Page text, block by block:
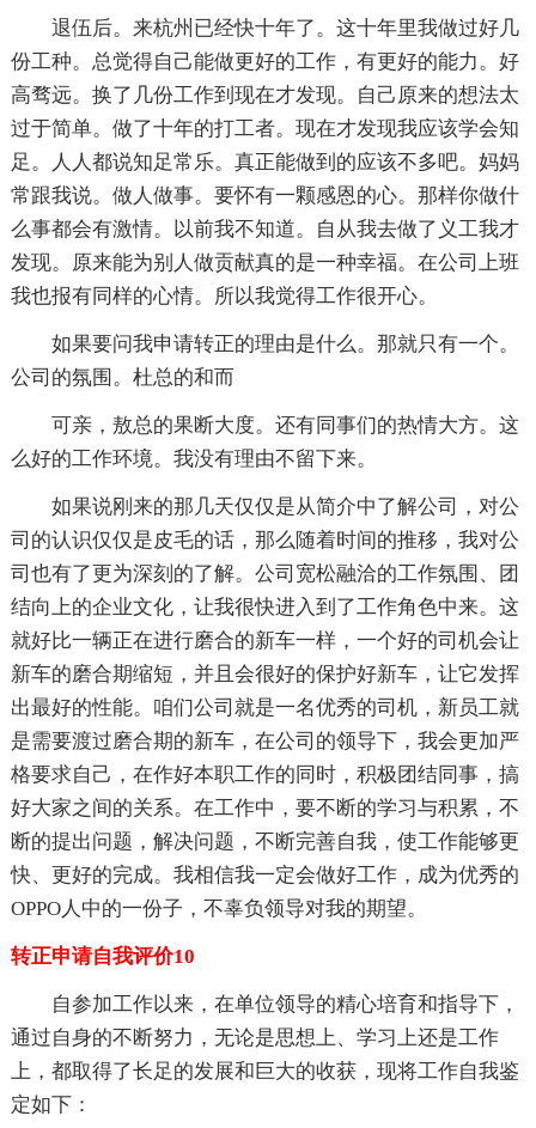
退伍后。来杭州已经快十年了。这十年里我做过好几
份工种。总觉得自己能做更好的工作，有更好的能力。好
高骛远。换了几份工作到现在才发现。自己原来的想法太
过于简单。做了十年的打工者。现在才发现我应该学会知
足。人人都说知足常乐。真正能做到的应该不多吧。妈妈
常跟我说。做人做事。要怀有一颗感恩的心。那样你做什
么事都会有激情。以前我不知道。自从我去做了义工我才
发现。原来能为别人做贡献真的是一种幸福。在公司上班
我也报有同样的心情。所以我觉得工作很开心。
如果要问我申请转正的理由是什么。那就只有一个。
公司的氛围。杜总的和而
可亲，敖总的果断大度。还有同事们的热情大方。这
么好的工作环境。我没有理由不留下来。
如果说刚来的那几天仅仅是从简介中了解公司，对公
司的认识仅仅是皮毛的话，那么随着时间的推移，我对公
司也有了更为深刻的了解。公司宽松融洽的工作氛围、团
结向上的企业文化，让我很快进入到了工作角色中来。这
就好比一辆正在进行磨合的新车一样，一个好的司机会让
新车的磨合期缩短，并且会很好的保护好新车，让它发挥
出最好的性能。咱们公司就是一名优秀的司机，新员工就
是需要渡过磨合期的新车，在公司的领导下，我会更加严
格要求自己，在作好本职工作的同时，积极团结同事，搞
好大家之间的关系。在工作中，要不断的学习与积累，不
断的提出问题，解决问题，不断完善自我，使工作能够更
快、更好的完成。我相信我一定会做好工作，成为优秀的
OPPO人中的一份子，不辜负领导对我的期望。
转正申请自我评价10
自参加工作以来，在单位领导的精心培育和指导下，
通过自身的不断努力，无论是思想上、学习上还是工作
上，都取得了长足的发展和巨大的收获，现将工作自我鉴
定如下：